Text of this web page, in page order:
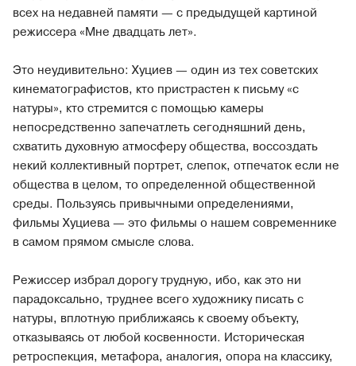
всех на недавней памяти — с предыдущей картиной
режиссера «Мне двадцать лет».
Это неудивительно: Хуциев — один из тех советских
кинематографистов, кто пристрастен к письму «с
натуры», кто стремится с помощью камеры
непосредственно запечатлеть сегодняшний день,
схватить духовную атмосферу общества, воссоздать
некий коллективный портрет, слепок, отпечаток если не
общества в целом, то определенной общественной
среды. Пользуясь привычными определениями,
фильмы Хуциева — это фильмы о нашем современнике
в самом прямом смысле слова.
Режиссер избрал дорогу трудную, ибо, как это ни
парадоксально, труднее всего художнику писать с
натуры, вплотную приближаясь к своему объекту,
отказываясь от любой косвенности. Историческая
ретроспекция, метафора, аналогия, опора на классику,